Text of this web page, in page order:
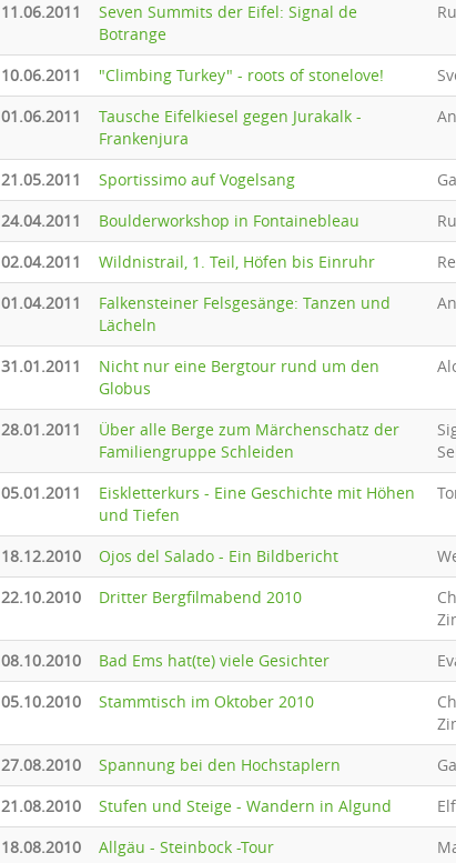
11.06.2011
Seven Summits der Eifel: Signal de
Botrange
10.06.2011 "Climbing Turkey" - roots of stonelove!
01.06.2011
Tausche Eifelkiesel gegen Jurakalk -
Frankenjura
21.05.2011 Sportissimo auf Vogelsang
24.04.2011
Boulderworkshop in Fontainebleau
02.04.2011
Wildnistrail, 1. Teil, Höfen bis Einruhr
01.04.2011
Falkensteiner Felsgesänge: Tanzen und
Lächeln
31.01.2011
Nicht nur eine Bergtour rund um den
Globus
28.01.2011
Über alle Berge zum Märchenschatz der
Familiengruppe Schleiden
05.01.2011
Eiskletterkurs - Eine Geschichte mit Höhen
und Tiefen
18.12.2010 Ojos del Salado - Ein Bildbericht
22.10.2010
Dritter Bergfilmabend 2010
08.10.2010 Bad Ems hat(te) viele Gesichter
05.10.2010
Stammtisch im Oktober 2010
27.08.2010 Spannung bei den Hochstaplern
21.08.2010
Stufen und Steige - Wandern in Algund
18.08.2010
Allgäu - Steinbock -Tour